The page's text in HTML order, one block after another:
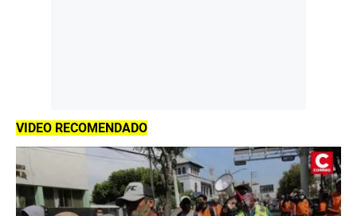
VIDEO RECOMENDADO